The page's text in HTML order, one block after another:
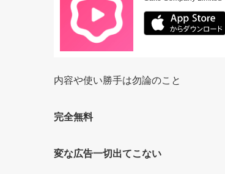
内容や使い勝手は勿論のこと
完全無料
変な広告一切出てこない